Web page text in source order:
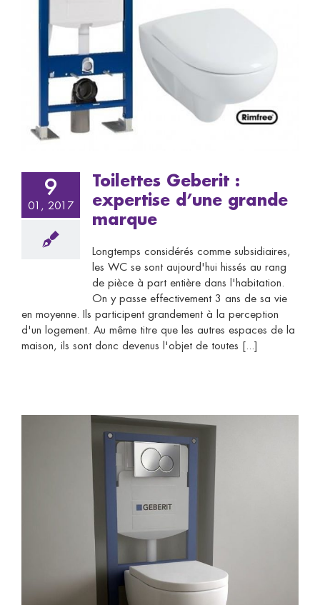
9
01, 2017
Toilettes Geberit :
expertise d’une grande
marque
Longtemps considérés comme subsidiaires,
les WC se sont aujourd'hui hissés au rang
de pièce à part entière dans l'habitation.
On y passe effectivement 3 ans de sa vie
en moyenne. Ils participent grandement à la perception
d'un logement. Au même titre que les autres espaces de la
maison, ils sont donc devenus l'objet de toutes [...]